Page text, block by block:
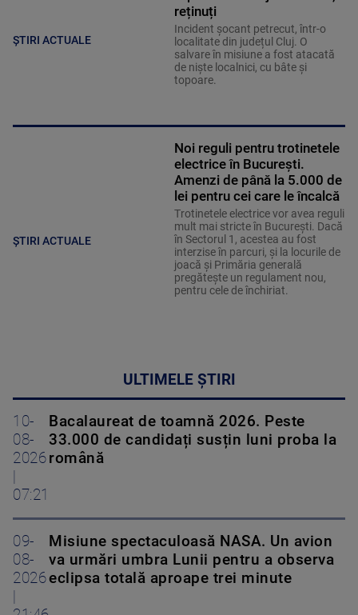
ȘTIRI ACTUALE
reținuți
Incident șocant petrecut, într-o
localitate din județul Cluj. O
salvare în misiune a fost atacată
de niște localnici, cu bâte și
topoare.
ȘTIRI ACTUALE
Noi reguli pentru trotinetele
electrice în București.
Amenzi de până la 5.000 de
lei pentru cei care le încalcă
Trotinetele electrice vor avea reguli
mult mai stricte în București. Dacă
în Sectorul 1, acestea au fost
interzise în parcuri, și la locurile de
joacă și Primăria generală
pregătește un regulament nou,
pentru cele de închiriat.
ULTIMELE ȘTIRI
10-
08-
2026
07:21
Bacalaureat de toamnă 2026. Peste
33.000 de candidați susțin luni proba la
română
09-
08-
2026
Misiune spectaculoasă NASA. Un avion
va urmări umbra Lunii pentru a observa
eclipsa totală aproape trei minute